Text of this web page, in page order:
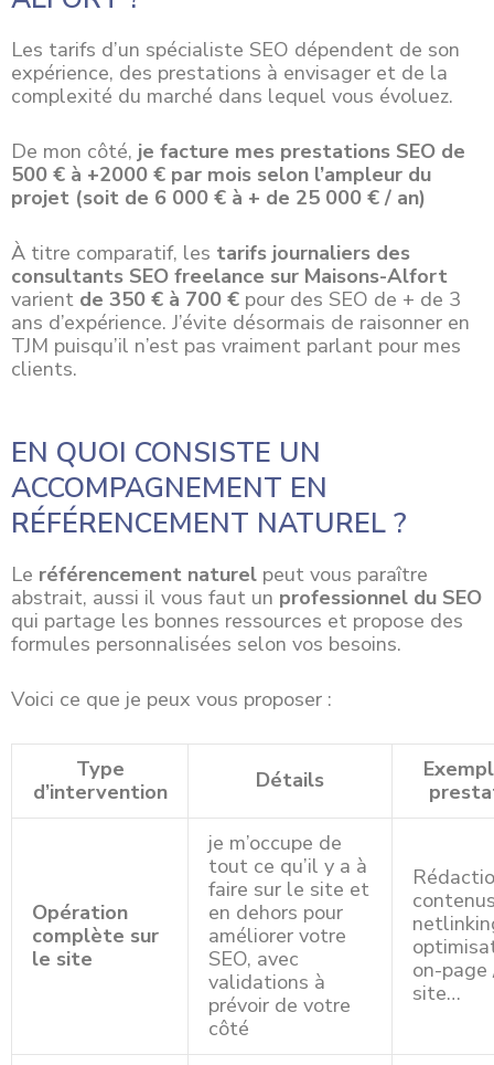
Les tarifs d’un spécialiste SEO dépendent de son
expérience, des prestations à envisager et de la
complexité du marché dans lequel vous évoluez.
De mon côté, je facture mes prestations SEO de
500 € à +2000 € par mois selon l’ampleur du
projet (soit de 6 000 € à + de 25 000 € / an)
À titre comparatif, les tarifs journaliers des
consultants SEO freelance sur Maisons-Alfort
varient de 350 € à 700 € pour des SEO de + de 3
ans d’expérience. J’évite désormais de raisonner en
TJM puisqu’il n’est pas vraiment parlant pour mes
clients.
EN QUOI CONSISTE UN
ACCOMPAGNEMENT EN
RÉFÉRENCEMENT NATUREL ?
Le référencement naturel peut vous paraître
abstrait, aussi il vous faut un professionnel du SEO
qui partage les bonnes ressources et propose des
formules personnalisées selon vos besoins.
Voici ce que je peux vous proposer :
Type
d’intervention
Détails
Opération
complète sur
le site
je m’occupe de
tout ce qu’il y a à
faire sur le site et
en dehors pour
améliorer votre
SEO, avec
validations à
prévoir de votre
côté
on-page
site…